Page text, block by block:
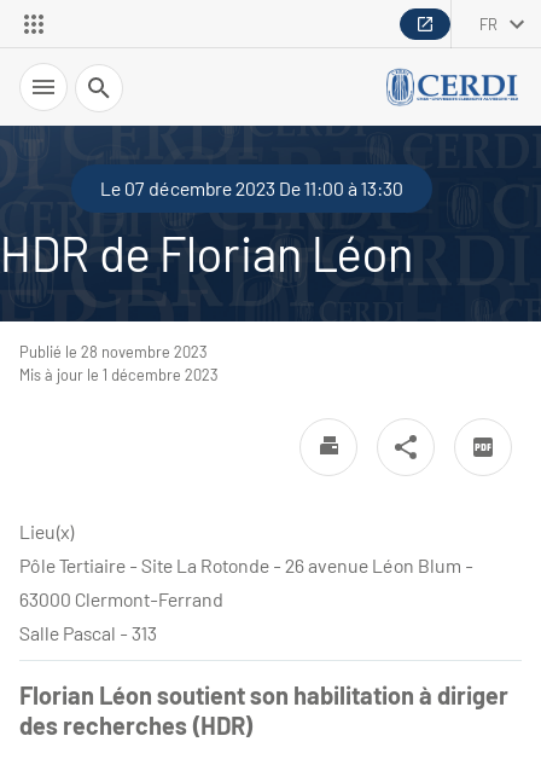
FR
Recherche
Le 07 décembre 2023 De 11:00 à 13:30
HDR de Florian Léon
Publié le 28 novembre 2023
Mis à jour le 1 décembre 2023
Lieu(x)
Pôle Tertiaire - Site La Rotonde - 26 avenue Léon Blum -
63000 Clermont-Ferrand
Salle Pascal - 313
Florian Léon soutient son habilitation à diriger
des recherches (HDR)